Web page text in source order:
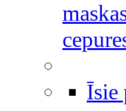
Īsie